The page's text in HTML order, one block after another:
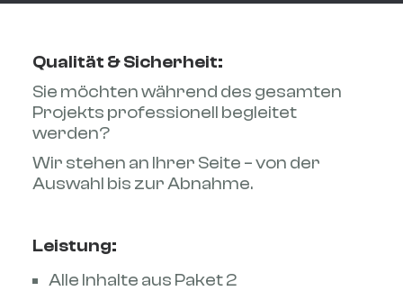
Qualität & Sicherheit:
Sie möchten während des gesamten
Projekts professionell begleitet
werden?
Wir stehen an Ihrer Seite – von der
Auswahl bis zur Abnahme.
Leistung:
Alle Inhalte aus Paket 2